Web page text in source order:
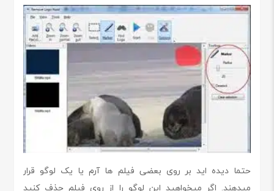
حتما دیده اید بر روی بعضی فیلم ها آرم یا یک لوگو قرار
میدهند. اگر میخواهید این لوگو را از روی فیلم حذف کنید